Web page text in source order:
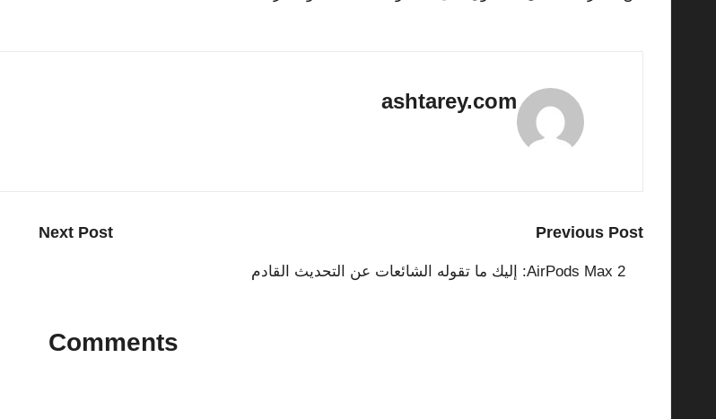
ashtarey.com
Post
navigation
Previous Post
AirPods Max 2: إليك ما تقوله الشائعات عن التحديث القادم
Next Post
Comments